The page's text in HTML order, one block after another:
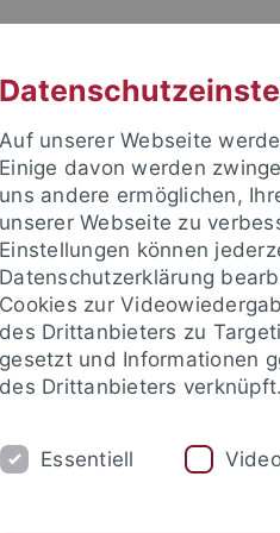
LEHRSTÜHLE
Auf unserer Webseite
Einige davon werden
uns andere ermöglichen,
unserer Webseite zu
Einstellungen können
Datenschutzerklärung
Cookies zur
des Drittanbieters zu
gesetzt und Informationen
des Drittanbieters verknüpft.
Essentiell